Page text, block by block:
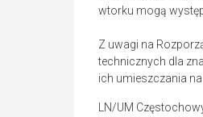
wtorku mogą
Z uwagi na
technicznych dla
ich umieszczania
LN/UM